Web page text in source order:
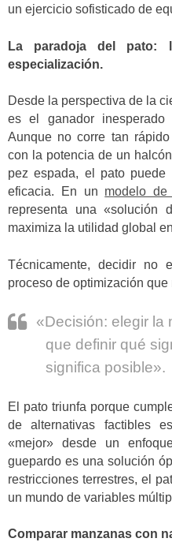
un ejercicio sofisticado de
La paradoja del pato:
especialización.
Desde la perspectiva de la
es el ganador inesperado
Aunque no corre tan
con la potencia de un
pez espada, el pato
eficacia. En un modelo de
representa una «solución
maximiza la utilidad global
Técnicamente, decidir no
proceso de optimización
«Decisión: elegir la
que definir qué
significa posible».
El pato triunfa porque
de alternativas factibles
«mejor» desde un
guepardo es una solución
restricciones terrestres, el
un mundo de variables
Comparar manzanas con